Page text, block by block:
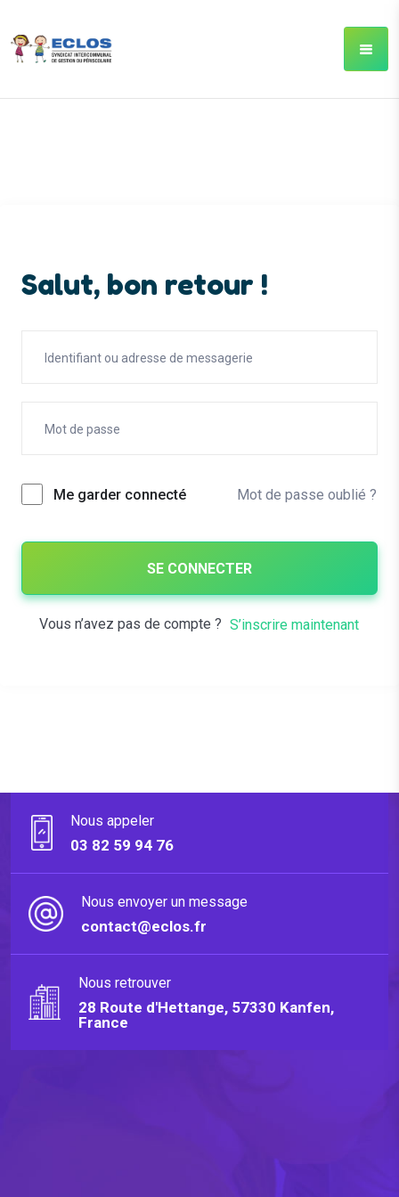
Salut, bon retour !
Me garder connecté Mot de passe oublié ?
SE CONNECTER
Vous n’avez pas de compte ? S’inscrire maintenant
Nous appeler
03 82 59 94 76
Nous envoyer un message
contact@eclos.fr
Nous retrouver
28 Route d'Hettange, 57330 Kanfen,
France